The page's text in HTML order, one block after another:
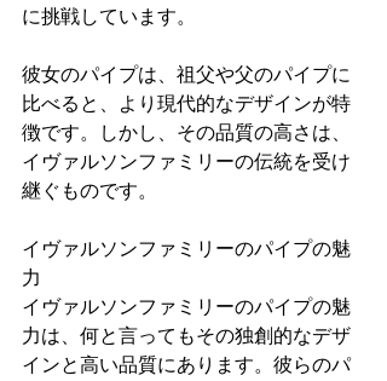
に挑戦しています。
彼女のパイプは、祖父や父のパイプに
比べると、より現代的なデザインが特
徴です。しかし、その品質の高さは、
イヴァルソンファミリーの伝統を受け
継ぐものです。
イヴァルソンファミリーのパイプの魅
力
イヴァルソンファミリーのパイプの魅
力は、何と言ってもその独創的なデザ
インと高い品質にあります。彼らのパ